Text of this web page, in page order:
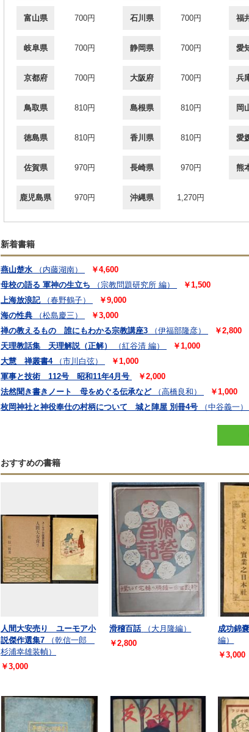
富山県 700円 石川県 700円 福
岐阜県 700円 静岡県 700円 愛
京都府 700円 大阪府 700円 兵
鳥取県 810円 島根県 810円 岡
徳島県 810円 香川県 810円 愛
佐賀県 970円 長崎県 970円 熊
鹿児島県 970円 沖縄県 1,270円
新着書籍
燕山楚水 （内藤湖南）
￥4,600
母校の語る 軍神の生立ち
（宗教問題研究所 編）
￥1,500
上海放浪記
（春野鶴子）
￥9,000
海の性典
（松島慶三）
￥3,000
禅の教えるもの 誰にもわかる宗教講座3
（伊福部隆彦）
￥2,800
天理教話集 天理解説（正解）
（紅谷清 編）
￥1,000
大慧 禅叢書4
（市川白弦）
￥1,000
軍事と技術 112号 昭和11年4月号
￥2,000
法然聞き書きノート 母をめぐる伝承など
（高橋良和）
￥1,000
枚岡神社と神役奉仕の村柄について 城と陣屋 別冊4号
（中谷義一）
おすすめの書籍
人間大安売り ユーモア小
説傑作選集7
（乾信一郎
杉浦幸雄装幀）
￥3,000
滑稽百話
（大月隆編）
￥2,800
成功錦嚢
編）
￥3,000